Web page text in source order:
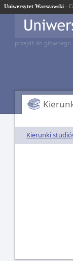
Uniwersytet Warszawski -
przejdź do
Kierunki